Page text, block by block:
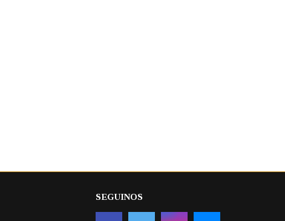
SEGUINOS